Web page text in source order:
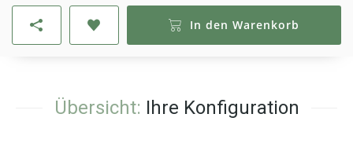
In den Warenkorb
Übersicht: Ihre Konfiguration